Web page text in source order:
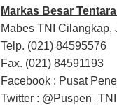
Markas Besar
Mabes TNI Cilangkap,
Telp. (021) 84595576
Fax. (021) 84591193
Facebook : Pusat
Twitter : @Puspen_TNI